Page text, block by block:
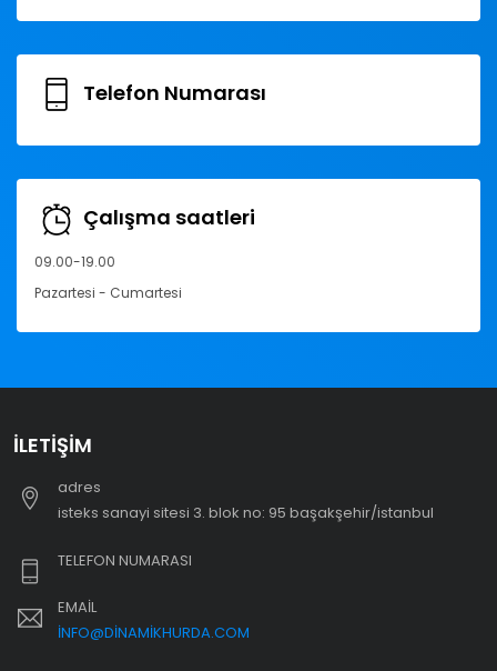
Telefon Numarası
Çalışma saatleri
09.00-19.00
Pazartesi - Cumartesi
İLETIŞIM
adres
i̇steks sanayi sitesi 3. blok no: 95 başakşehir/i̇stanbul
TELEFON NUMARASI
EMAIL
INFO@DINAMIKHURDA.COM